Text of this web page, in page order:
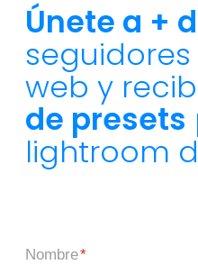
Únete a +
web y
de presets
lightroom
Nombre